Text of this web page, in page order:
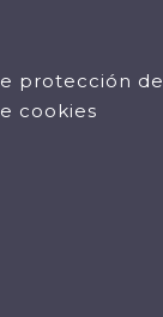
protección
cookies